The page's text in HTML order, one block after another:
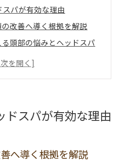
パが有効な理由
改善へ導く根拠を解説
頭部の悩みとヘッドスパ
ッドスパが選ばれる理由
きる頭皮改善の効果
頭皮環境の変化と実感
予防に役立つヘッドスパ
ドスパが有効な理由
へ導く根拠を解説